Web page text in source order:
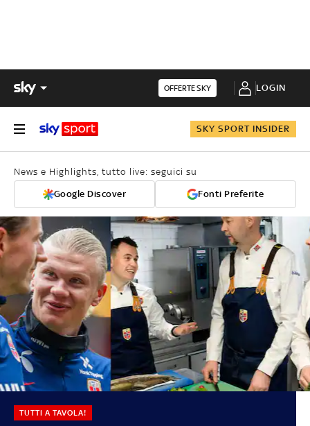
OFFERTE SKY LOGIN
SKY SPORT INSIDER
News e Highlights, tutto live: seguici su
Google Discover Fonti Preferite
TUTTI A TAVOLA!